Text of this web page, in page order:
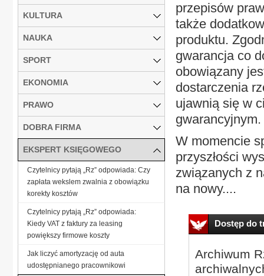
przepisów
także
produktu.
gwarancja co
obowiązany
dostarczenia
ujawnią się w
gwarancyjnym.
W momencie
przyszłości
związanych z
na nowy....
Dostęp do
Archiwum
KULTURA
NAUKA
SPORT
EKONOMIA
PRAWO
DOBRA FIRMA
EKSPERT KSIĘGOWEGO
Czytelnicy pytają „Rz” odpowiada: Czy
zapłata wekslem zwalnia z obowiązku
korekty kosztów
Czytelnicy pytają „Rz” odpowiada:
Kiedy VAT z faktury za leasing
powiększy firmowe koszty
Jak liczyć amortyzację od auta
udostępnianego pracownikowi